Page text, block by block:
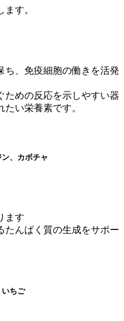
す。
ち、免疫細胞の働きを活発
ための反応を示しやすい器
い栄養素です。
、カボチャ
ます
たんぱく質の生成をサポー
いちご